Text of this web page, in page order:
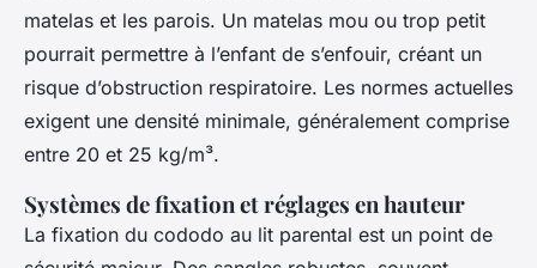
matelas et les parois. Un matelas mou ou trop petit
pourrait permettre à l’enfant de s’enfouir, créant un
risque d’obstruction respiratoire. Les normes actuelles
exigent une densité minimale, généralement comprise
entre 20 et 25 kg/m³.
Systèmes de fixation et réglages en hauteur
La fixation du cododo au lit parental est un point de